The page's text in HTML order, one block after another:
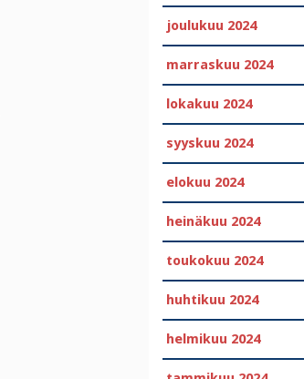
joulukuu 2024
marraskuu 2024
lokakuu 2024
syyskuu 2024
elokuu 2024
heinäkuu 2024
toukokuu 2024
huhtikuu 2024
helmikuu 2024